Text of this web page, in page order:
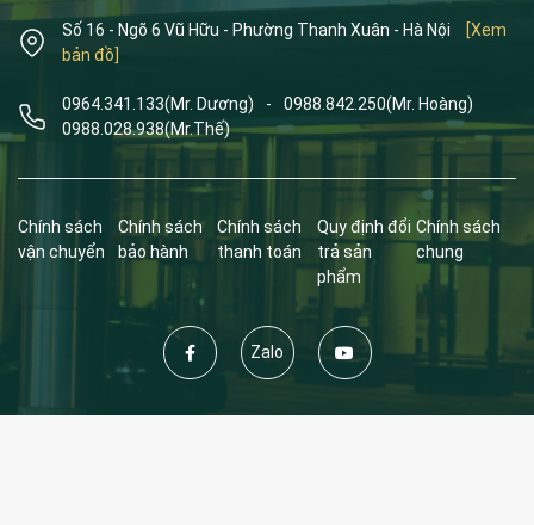
Số 16 - Ngõ 6 Vũ Hữu - Phường Thanh Xuân - Hà Nội
[Xem
bản đồ]
0964.341.133(Mr. Dương) - 0988.842.250(Mr. Hoàng)
0988.028.938(Mr.Thế)
Chính sách
vận chuyển
Chính sách
bảo hành
Chính sách
thanh toán
Quy định đổi
trả sản
phẩm
Chính sách
chung
Zalo